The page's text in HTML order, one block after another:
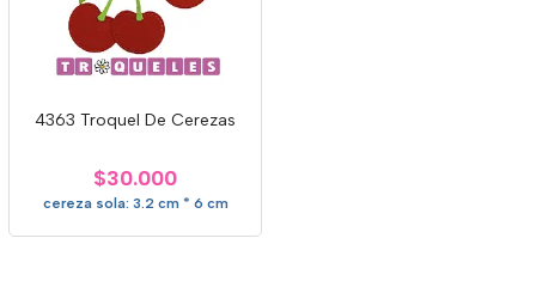
4363 Troquel De Cerezas
$30.000
cereza sola: 3.2 cm * 6 cm